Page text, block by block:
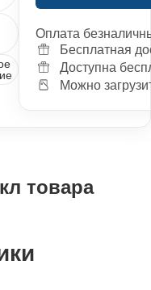
Оплата
Бесплатная
Доступна
Можно
товара